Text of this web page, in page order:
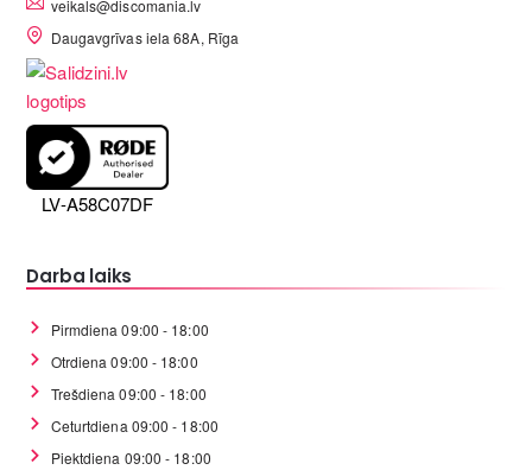
veikals@discomania.lv
Daugavgrīvas iela 68A, Rīga
LV-A58C07DF
Darba laiks
Pirmdiena 09:00 - 18:00
Otrdiena 09:00 - 18:00
Trešdiena 09:00 - 18:00
Ceturtdiena 09:00 - 18:00
Piektdiena 09:00 - 18:00